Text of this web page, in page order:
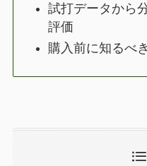
試打データから
評価
購入前に知るべ